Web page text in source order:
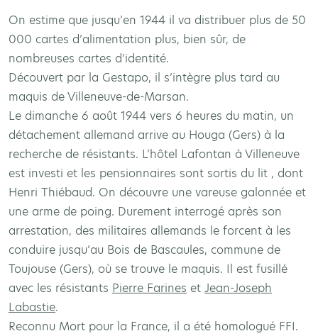
On estime que jusqu’en 1944 il va distribuer plus de 50
000 cartes d’alimentation plus, bien sûr, de
nombreuses cartes d’identité.
Découvert par la Gestapo, il s’intègre plus tard au
maquis de Villeneuve-de-Marsan.
Le dimanche 6 août 1944 vers 6 heures du matin, un
détachement allemand arrive au Houga (Gers) à la
recherche de résistants. L’hôtel Lafontan à Villeneuve
est investi et les pensionnaires sont sortis du lit , dont
Henri Thiébaud. On découvre une vareuse galonnée et
une arme de poing. Durement interrogé après son
arrestation, des militaires allemands le forcent à les
conduire jusqu’au Bois de Bascaules, commune de
Toujouse (Gers), où se trouve le maquis. Il est fusillé
avec les résistants Pierre Farines et Jean-Joseph
Labastie.
Reconnu Mort pour la France, il a été homologué FFI.